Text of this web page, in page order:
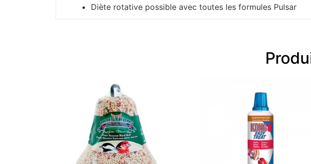
Diète rotative possible avec toutes les formules Pulsar